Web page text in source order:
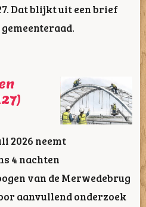
Dat blijkt uit een brief
2026 neemt
4 nachten
van de Merwedebrug
aanvullend onderzoek